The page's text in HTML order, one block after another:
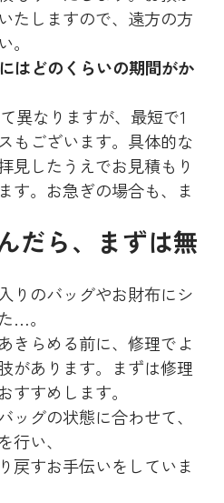
たしますので、遠方の方
はどのくらいの期間がか
異なりますが、最短で1
もございます。具体的な
見したうえでお見積もり
す。お急ぎの場合も、ま
だら、まずは無
りのバッグやお財布にシ
…。
きらめる前に、修理でよ
があります。まずは修理
すすめします。
グの状態に合わせて、
を行い、
戻すお手伝いをしていま